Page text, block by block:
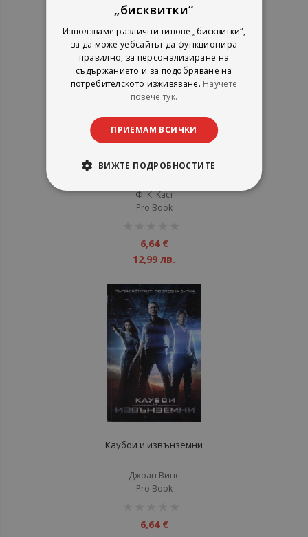
Богинята на Светлината
Ф. К. Каст
Pro Book
6,64 €
12,99 лв.
Каубои и извънземни
Джоан Винс
Pro Book
6,64 €
„бисквитки“
Използваме различни типове „бисквитки“,
за да може уебсайтът да функционира
правилно, за персонализиране на
съдържанието и за подобряване на
потребителското изживяване. Научете
повече тук.
ПРИЕМАМ ВСИЧКИ
ВИЖТЕ ПОДРОБНОСТИТЕ